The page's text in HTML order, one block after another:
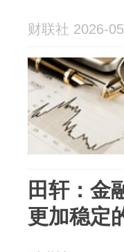
财联社 2026-
田轩：金
更加稳定